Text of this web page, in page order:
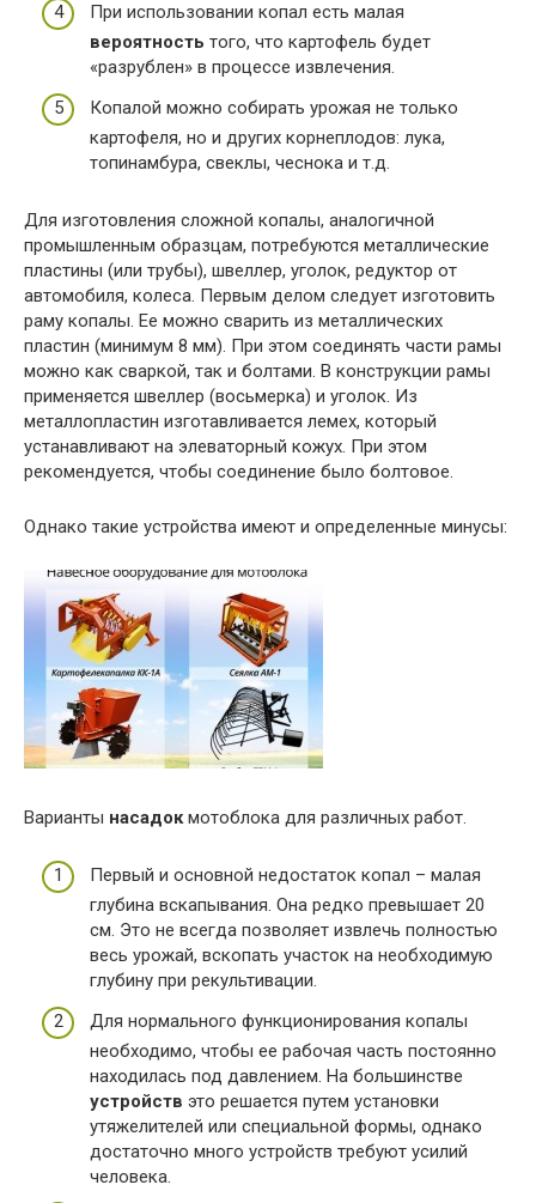
При использовании копал есть малая
вероятность того, что картофель будет
«разрублен» в процессе извлечения.
Копалой можно собирать урожая не только
картофеля, но и других корнеплодов: лука,
топинамбура, свеклы, чеснока и т.д.
Для изготовления сложной копалы, аналогичной
промышленным образцам, потребуются металлические
пластины (или трубы), швеллер, уголок, редуктор от
автомобиля, колеса. Первым делом следует изготовить
раму копалы. Ее можно сварить из металлических
пластин (минимум 8 мм). При этом соединять части рамы
можно как сваркой, так и болтами. В конструкции рамы
применяется швеллер (восьмерка) и уголок. Из
металлопластин изготавливается лемех, который
устанавливают на элеваторный кожух. При этом
рекомендуется, чтобы соединение было болтовое.
Однако такие устройства имеют и определенные минусы:
Варианты насадокмотоблока для различных работ.
Первый и основной недостаток копал – малая
глубина вскапывания. Она редко превышает 20
см. Это не всегда позволяет извлечь полностью
весь урожай, вскопать участок на необходимую
глубину при рекультивации.
Для нормального функционирования копалы
необходимо, чтобы ее рабочая часть постоянно
находилась под давлением. На большинстве
устройств это решается путем установки
утяжелителей или специальной формы, однако
достаточно много устройств требуют усилий
человека.